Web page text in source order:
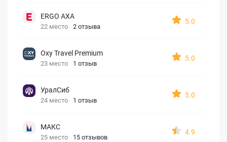
ERGO AXA
22 место 2 отзыва
5.0
Oxy Travel Premium
23 место 1 отзыв
5.0
УралСиб
24 место 1 отзыв
5.0
МАКС
25 место 15 отзывов
4.9